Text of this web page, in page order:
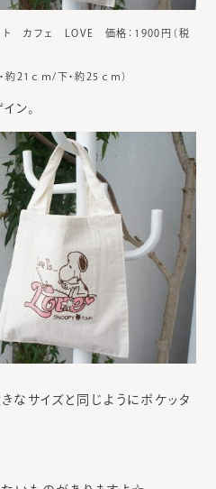
ト カフェ LOVE 価格：1900円（税
21ｃｍ/下・約25ｃｍ）
ン。
なサイズと同じようにポケッタ